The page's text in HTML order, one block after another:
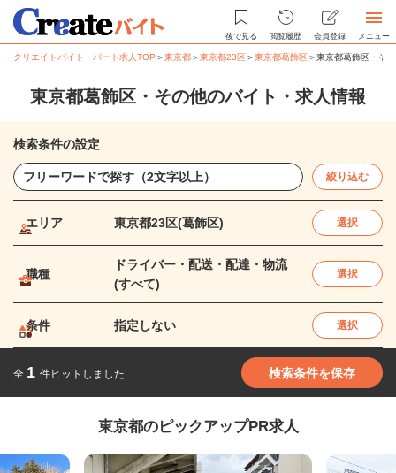
後で見る 閲覧履歴 会員登録 メニュー
クリエイトバイト・パート求人TOP ＞東京都＞東京都23区＞東京都葛飾区＞東京都葛飾区・そ
東京都葛飾区・その他のバイト・求人情報
検索条件の設定
絞り込む
エリア 東京都23区(葛飾区) 選択
職種
ドライバー・配送・配達・物流
(すべて)
選択
条件 指定しない 選択
全 1 件ヒットしました 検索条件を保存
東京都のピックアップPR求人